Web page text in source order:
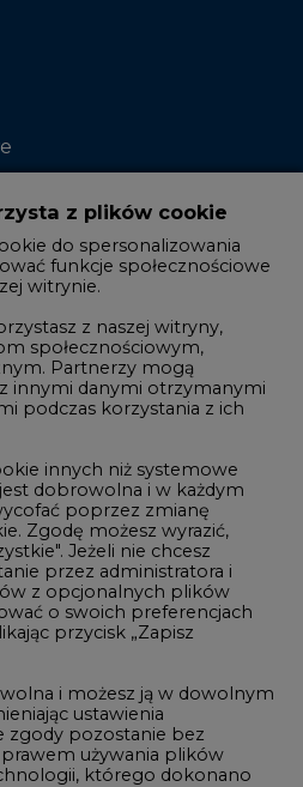
z plików cookie
do spersonalizowania
funkcje społecznościowe
witrynie.
z naszej witryny,
społecznościowym,
Partnerzy mogą
innymi danymi otrzymanymi
podczas korzystania z ich
innych niż systemowe
dobrowolna i w każdym
poprzez zmianę
Zgodę możesz wyrazić,
Jeżeli nie chcesz
przez administratora i
z opcjonalnych plików
o swoich preferencjach
przycisk „Zapisz
i możesz ją w dowolnym
ustawienia
zgody pozostanie bez
używania plików
którego dokonano